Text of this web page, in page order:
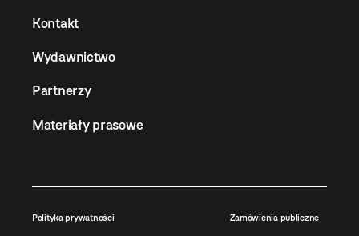
Kontakt
Wydawnictwo
Partnerzy
Materiały prasowe
Polityka prywatności Zamówienia publiczne